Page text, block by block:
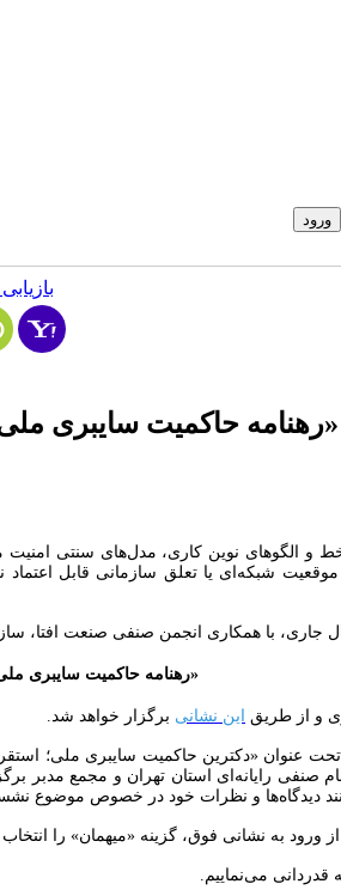
حاکمیت سایبری
شبکه‌ای یا تعلق سازمانی قابل
با همکاری انجمن صنفی صنعت افتا،
«رهنامه حاکمیت سایبری
و از طریق این نشانی برگزار خواهد شد.
عنوان «دکترین حاکمیت سایبری ملی؛
صنفی رایانه‌ای استان تهران و مجمع مدبر
و نظرات خود در خصوص موضوع نشست
به نشانی فوق، گزینه «میهمان» را انتخاب
می‌نماییم.